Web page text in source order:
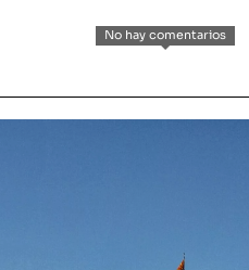
No hay comentarios